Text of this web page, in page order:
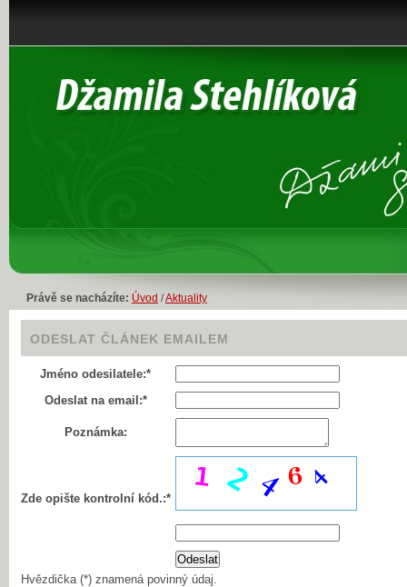
Právě se nacházíte: Úvod /Aktuality
ODESLAT ČLÁNEK EMAILEM
Jméno odesilatele:*
Odeslat na email:*
Poznámka:
Zde opište kontrolní kód.:*
Hvězdička (*) znamená povinný údaj.